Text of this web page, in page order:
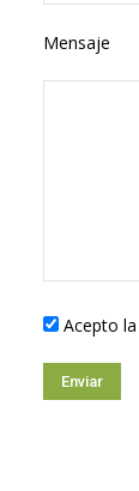
Mensaje
Acepto la